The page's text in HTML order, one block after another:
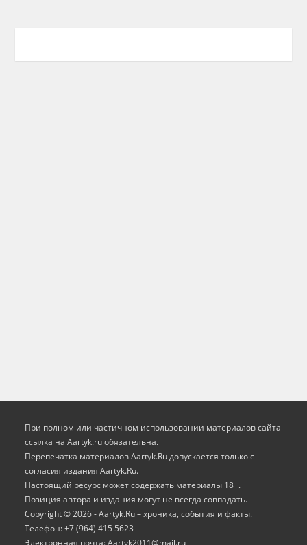
При полном или частичном использовании материалов сайта
ссылка на Aartyk.ru oбязательна.
Перепечатка материалов Aartyk.Ru допускается только с
согласия издания Aartyk.Ru.
Настоящий ресурс может содержать материалы 18+.
Позиция автора и издания могут не всегда совпадать.
Copyright © 2026 - Aartyk.Ru – хроника, события и факты.
Телефон: +7 (964) 415 5623
Электронная почта: Aartyk2011@mail.ru